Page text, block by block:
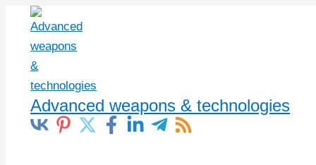
Перейти
содержимому
Advanced weapons & technologies